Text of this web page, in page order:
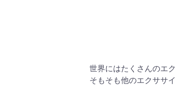
世界にはたくさんのエ
そもそも他のエクササ